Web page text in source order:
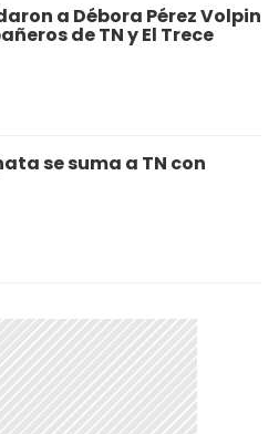
a Débora Pérez Volpin
de TN y El Trece
se suma a TN con